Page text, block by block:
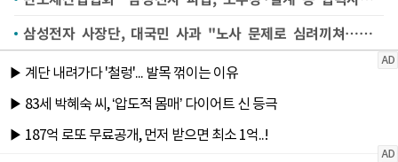
삼성전자 사장단, 대국민 사과 "노사 문제로 심려끼쳐…조건 없이 대화할 것"